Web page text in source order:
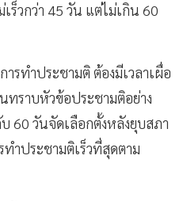
ร็วกว่า 45 วัน แต่ไม่เกิน 60
รทำประชามติ ต้องมีเวลาเผื่อ
ทราบหัวข้อประชามติอย่าง
60 วันจัดเลือกตั้งหลังยุบสภา
ำประชามติเร็วที่สุดตาม